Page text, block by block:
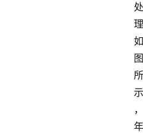
处
理
如
图
所
示
，
年